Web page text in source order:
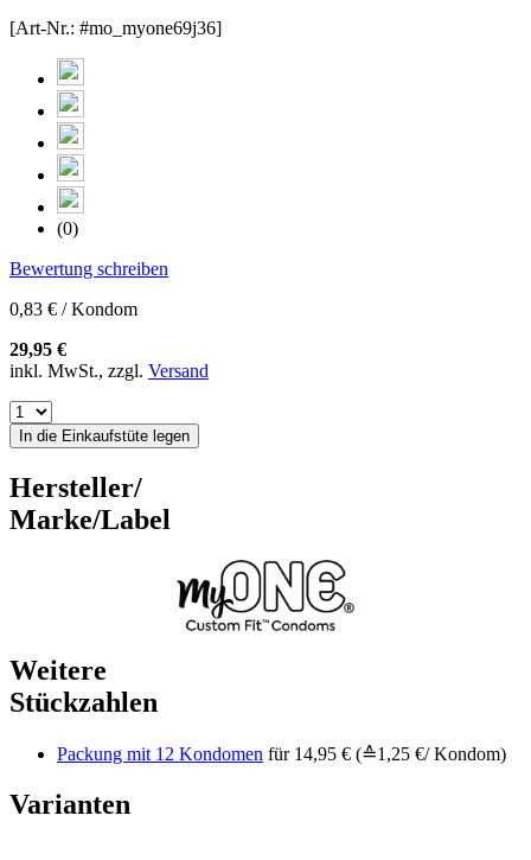
[Art-Nr.: #mo_myone69j36]
(0)
Bewertung schreiben
0,83 € / Kondom
29,95 €
inkl. MwSt., zzgl. Versand
In die Einkaufstüte legen
Hersteller/
Marke/Label
Weitere
Stückzahlen
Packung mit 12 Kondomen für 14,95 € (≙1,25 €/ Kondom)
Varianten